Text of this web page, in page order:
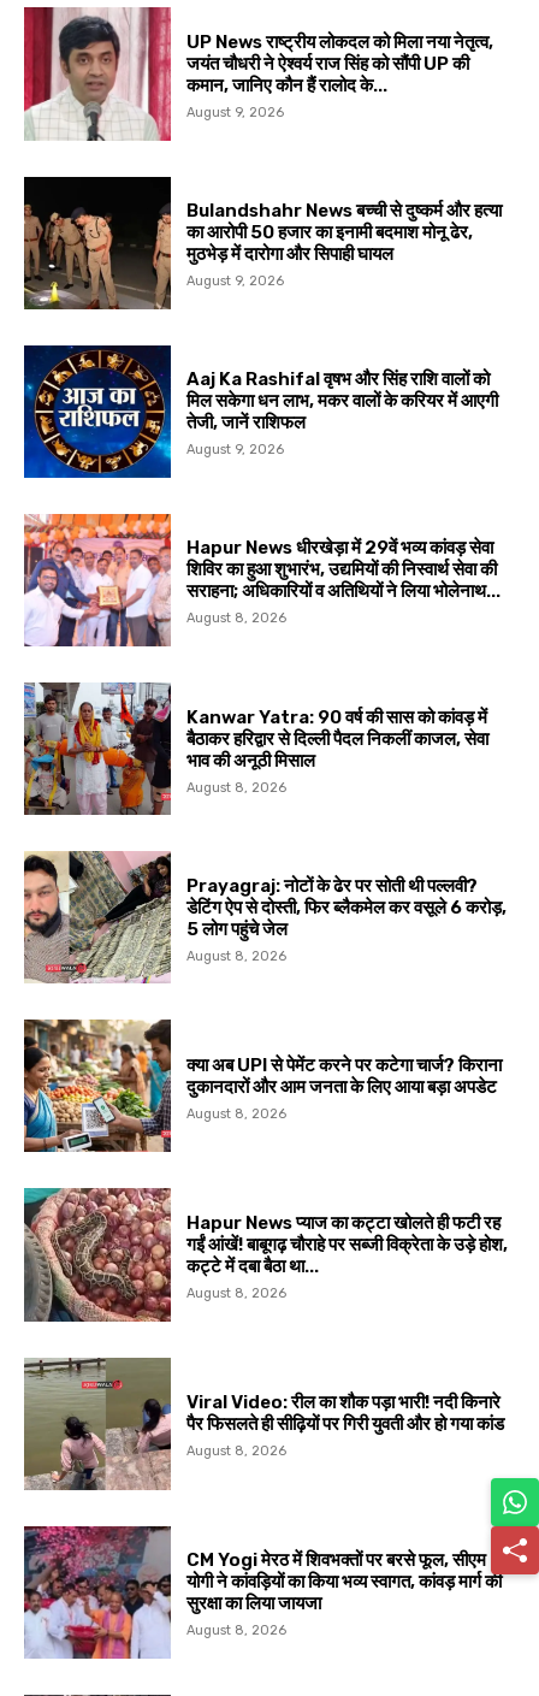
UP News राष्ट्रीय लोकदल को मिला नया नेतृत्व,
जयंत चौधरी ने ऐश्वर्य राज सिंह को सौंपी UP की
कमान, जानिए कौन हैं रालोद के...
August 9, 2026
Bulandshahr News बच्ची से दुष्कर्म और हत्या
का आरोपी 50 हजार का इनामी बदमाश मोनू ढेर,
मुठभेड़ में दारोगा और सिपाही घायल
August 9, 2026
Aaj Ka Rashifal वृषभ और सिंह राशि वालों को
मिल सकेगा धन लाभ, मकर वालों के करियर में आएगी
तेजी, जानें राशिफल
August 9, 2026
Hapur News धीरखेड़ा में 29वें भव्य कांवड़ सेवा
शिविर का हुआ शुभारंभ, उद्यमियों की निस्वार्थ सेवा की
सराहना; अधिकारियों व अतिथियों ने लिया भोलेनाथ...
August 8, 2026
Kanwar Yatra: 90 वर्ष की सास को कांवड़ में
बैठाकर हरिद्वार से दिल्ली पैदल निकलीं काजल, सेवा
भाव की अनूठी मिसाल
August 8, 2026
Prayagraj: नोटों के ढेर पर सोती थी पल्लवी?
डेटिंग ऐप से दोस्ती, फिर ब्लैकमेल कर वसूले ₹6 करोड़,
5 लोग पहुंचे जेल
August 8, 2026
क्या अब UPI से पेमेंट करने पर कटेगा चार्ज? किराना
दुकानदारों और आम जनता के लिए आया बड़ा अपडेट
August 8, 2026
Hapur News प्याज का कट्टा खोलते ही फटी रह
गईं आंखें! बाबूगढ़ चौराहे पर सब्जी विक्रेता के उड़े होश,
कट्टे में दबा बैठा था...
August 8, 2026
Viral Video: रील का शौक पड़ा भारी! नदी किनारे
पैर फिसलते ही सीढ़ियों पर गिरी युवती और हो गया कांड
August 8, 2026
CM Yogi मेरठ में शिवभक्तों पर बरसे फूल, सीएम
योगी ने कांवड़ियों का किया भव्य स्वागत, कांवड़ मार्ग की
सुरक्षा का लिया जायजा
August 8, 2026